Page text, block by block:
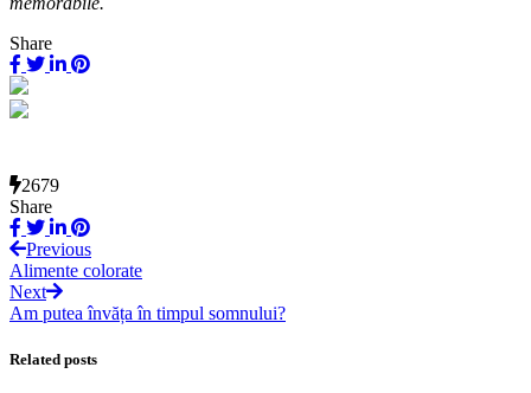
Share
2679
Share
Previous
Alimente colorate
Next
Am putea învăța în timpul somnului?
Related posts